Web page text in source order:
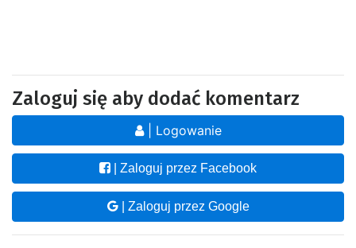
Zaloguj się aby dodać komentarz
| Logowanie
| Zaloguj przez Facebook
| Zaloguj przez Google